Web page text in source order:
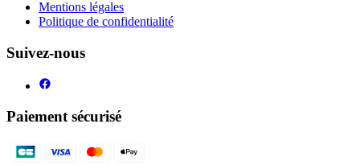
Mentions légales
Politique de confidentialité
Suivez-nous
Paiement sécurisé